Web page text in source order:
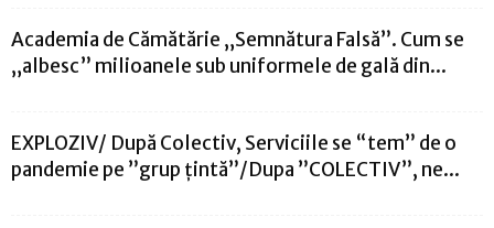
Academia de Cămătărie „Semnătura Falsă”. Cum se
„albesc” milioanele sub uniformele de gală din...
EXPLOZIV/ După Colectiv, Serviciile se “tem” de o
pandemie pe ”grup țintă”/Dupa ”COLECTIV”, ne...